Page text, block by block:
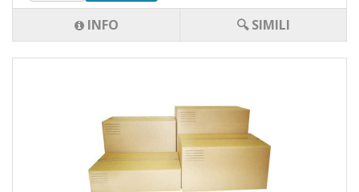
INFO 🔍 SIMILI